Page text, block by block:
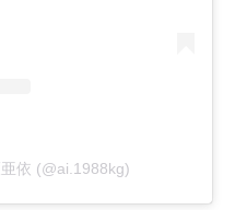
依 (@ai.1988kg)